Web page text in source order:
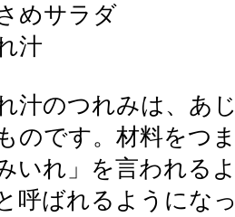
めサラダ
汁
汁のつれみは、あ
のです。材料をつ
みいれ」を言われる
呼ばれるようにな